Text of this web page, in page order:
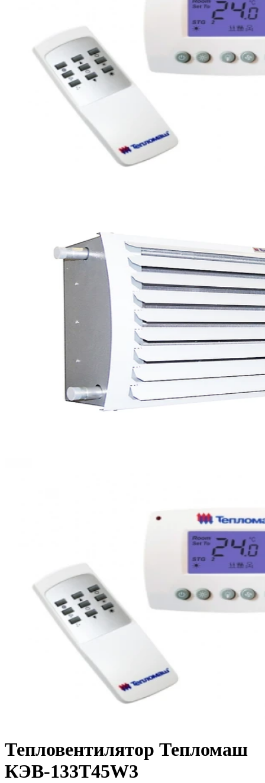
Тепловентилятор Тепломаш
КЭВ-133Т45W3